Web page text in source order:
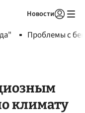
Новости
Проблемы с
климату